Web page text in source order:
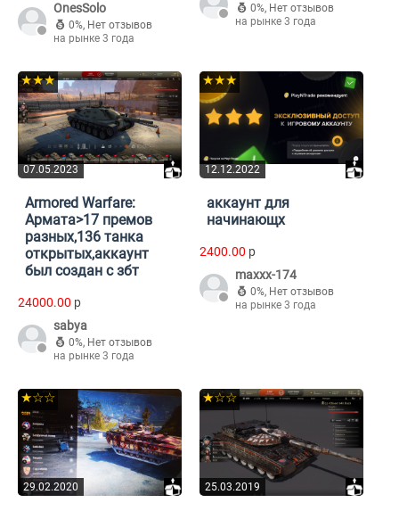
OnesSolo
0%, Нет отзывов
на рынке 3 года
0%, Нет отзывов
на рынке 3 года
07.05.2023
★★★
Armored Warfare:
Армата>17 премов
разных,136 танка
открытых,аккаунт
был создан с збт
24000.00 p
sabya
0%, Нет отзывов
на рынке 3 года
12.12.2022
★★★
аккаунт для
начинающх
2400.00 p
maxxx-174
0%, Нет отзывов
на рынке 3 года
29.02.2020
★☆☆
25.03.2019
★☆☆